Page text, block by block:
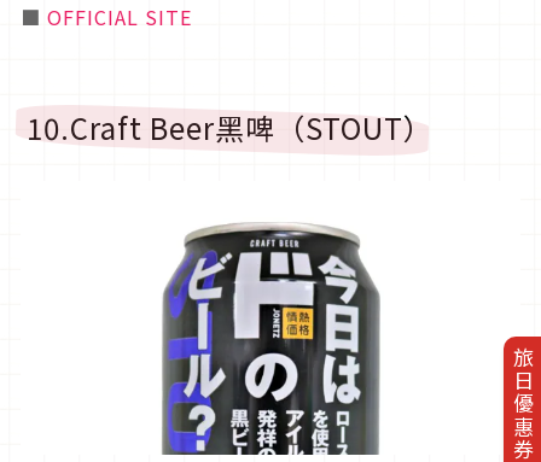
旅日優惠券
■ OFFICIAL SITE
10.Craft Beer黑啤（STOUT）